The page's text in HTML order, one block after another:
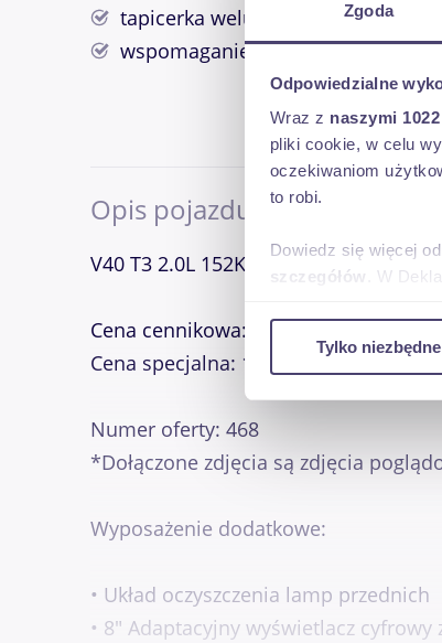
Zgoda
Odpowiedzialne
Wraz z naszymi
pliki cookie, w celu
oczekiwaniom
to robi.
Dowiedz się więcej
szczegółów . W
ruch w naszej
Tylko
tapicerka welurowa
wspomaganie kierownicy
Opis pojazdu
V40 T3 2.0L 152KM , Momentum ,
Cena cennikowa: 130 370,00 zł
Cena specjalna: 116 900,00 zł
Numer oferty: 468
*Dołączone zdjęcia są zdjęcia
Wyposażenie dodatkowe:
• Układ oczyszczenia lamp przednich
• 8" Adaptacyjny wyświetlacz cyfrowy